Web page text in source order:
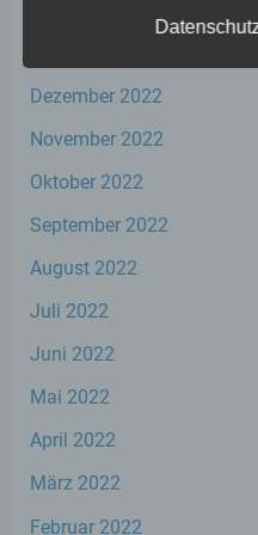
Dezember 2022
November 2022
Oktober 2022
September 2022
August 2022
Juli 2022
Juni 2022
Mai 2022
April 2022
März 2022
Februar 2022
oder
Als
insbesondere
mehreren
kulturellen oder
natürlichen
kann.